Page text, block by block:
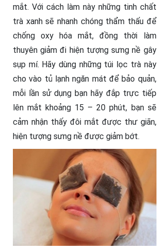
mắt. Với cách làm này những tinh chất
trà xanh sẽ nhanh chóng thẩm thấu để
chống oxy hóa mắt, đồng thời làm
thuyên giảm đi hiện tượng sưng nề gây
sụp mí. Hãy dùng những túi lọc trà này
cho vào tủ lạnh ngăn mát để bảo quản,
mỗi lần sử dụng bạn hãy đắp trực tiếp
lên mắt khoảng 15 – 20 phút, bạn sẽ
cảm nhận thấy đôi mắt được thư giãn,
hiện tượng sưng nề được giảm bớt.